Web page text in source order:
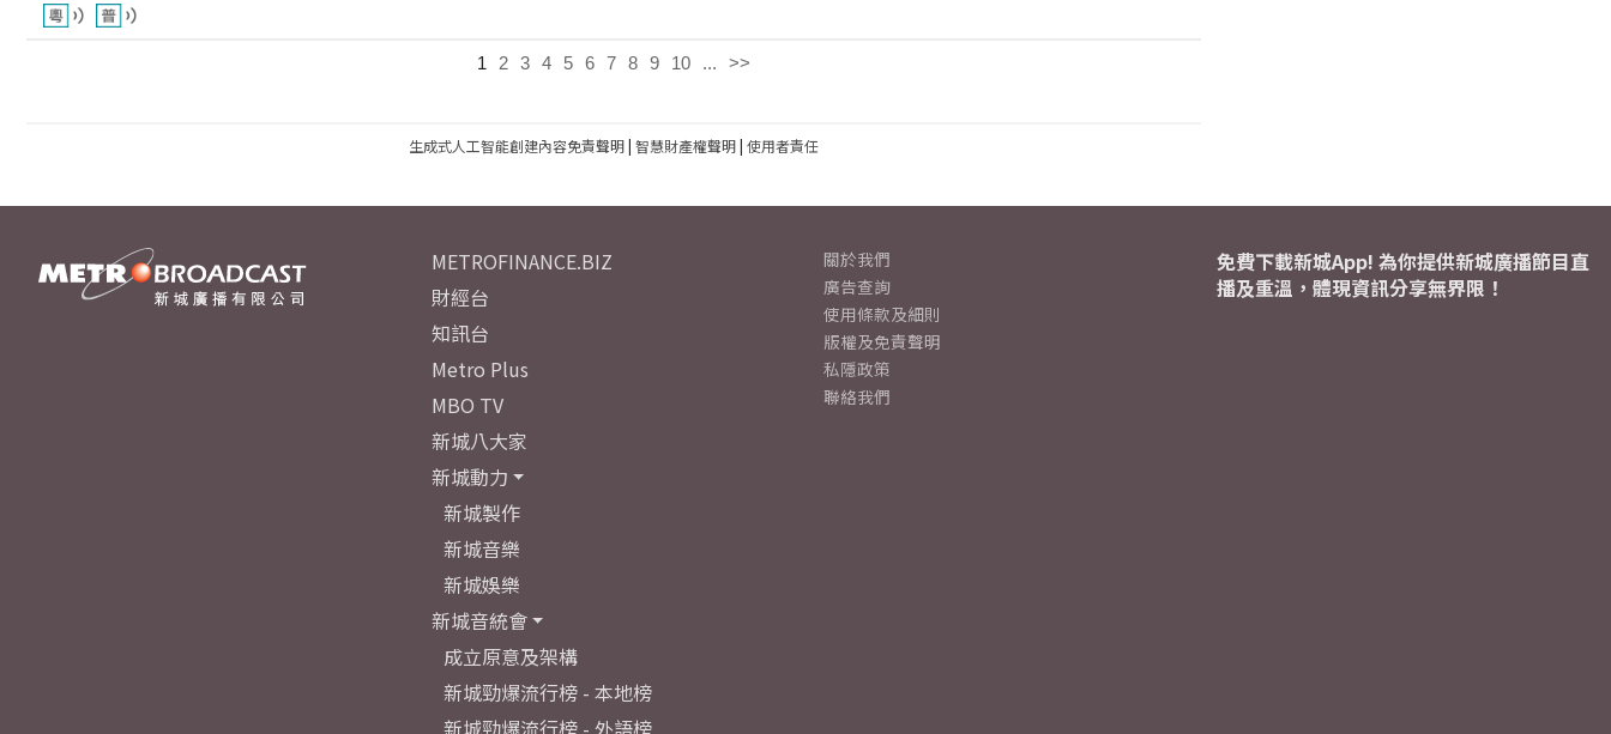
1 2 3 4 5 6 7 8 9 10 ... >>
生成式人工智能創建內容免責聲明| 智慧財產權聲明| 使用者責任
METROFINANCE.BIZ
財經台
知訊台
Metro Plus
MBO TV
新城八大家
新城動力
新城製作
新城音樂
新城娛樂
新城音統會
成立原意及架構
新城勁爆流行榜 - 本地榜
新城勁爆流行榜 - 外語榜
關於我們
廣告查詢
使用條款及細則
版權及免責聲明
私隱政策
聯絡我們
免費下載新城App! 為你提供新城廣播節目直
播及重溫，體現資訊分享無界限！